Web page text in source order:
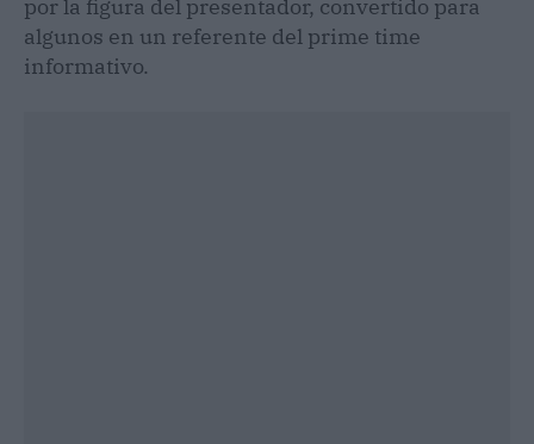
por la figura del presentador, convertido para
algunos en un referente del prime time
informativo.